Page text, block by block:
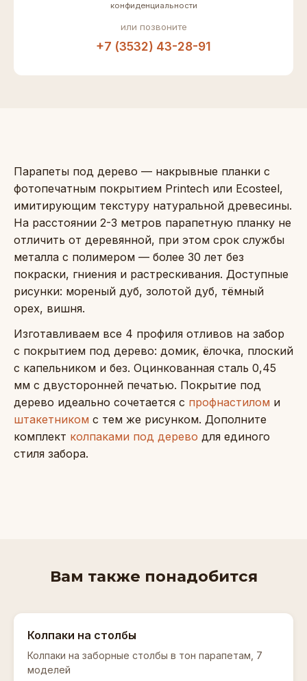
конфиденциальности
или позвоните
+7 (3532) 43-28-91
Парапеты под дерево — накрывные планки с
фотопечатным покрытием Printech или Ecosteel,
имитирующим текстуру натуральной древесины.
На расстоянии 2-3 метров парапетную планку не
отличить от деревянной, при этом срок службы
металла с полимером — более 30 лет без
покраски, гниения и растрескивания. Доступные
рисунки: мореный дуб, золотой дуб, тёмный
орех, вишня.
Изготавливаем все 4 профиля отливов на забор
с покрытием под дерево: домик, ёлочка, плоский
с капельником и без. Оцинкованная сталь 0,45
мм с двусторонней печатью. Покрытие под
дерево идеально сочетается с профнастилом и
штакетником с тем же рисунком. Дополните
комплект колпаками под дерево для единого
стиля забора.
Вам также понадобится
Колпаки на столбы
Колпаки на заборные столбы в тон парапетам, 7
моделей